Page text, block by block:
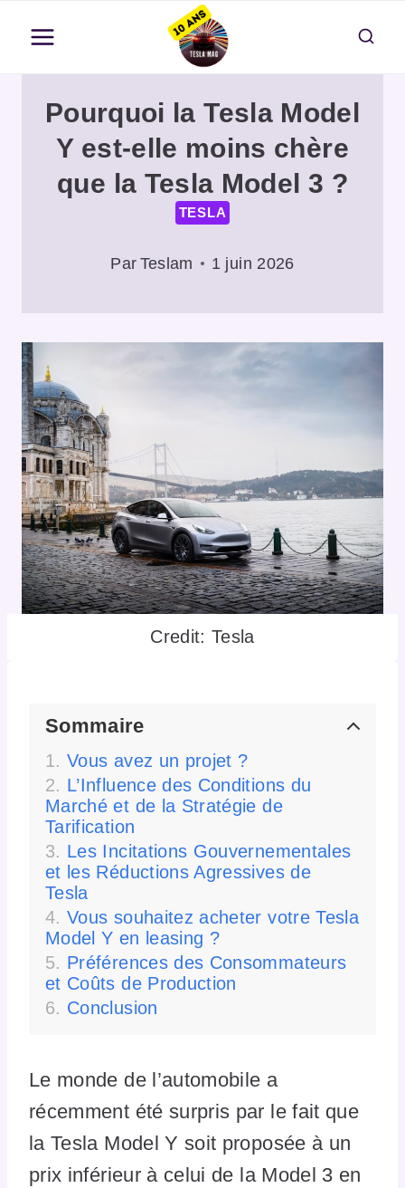
contenu
Pourquoi la Tesla Model
Y est-elle moins chère
que la Tesla Model 3 ?
TESLA
Par Teslam 1 juin 2026
Credit: Tesla
Sommaire
Vous avez un projet ?
L’Influence des Conditions du
Marché et de la Stratégie de
Tarification
Les Incitations Gouvernementales
et les Réductions Agressives de
Tesla
Vous souhaitez acheter votre Tesla
Model Y en leasing ?
Préférences des Consommateurs
et Coûts de Production
Conclusion
Le monde de l’automobile a
récemment été surpris par le fait que
la Tesla Model Y soit proposée à un
prix inférieur à celui de la Model 3 en